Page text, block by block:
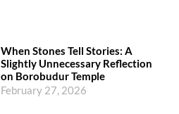
When Stones Tell Stories: A
Slightly Unnecessary Reflection
on Borobudur Temple
February 27, 2026